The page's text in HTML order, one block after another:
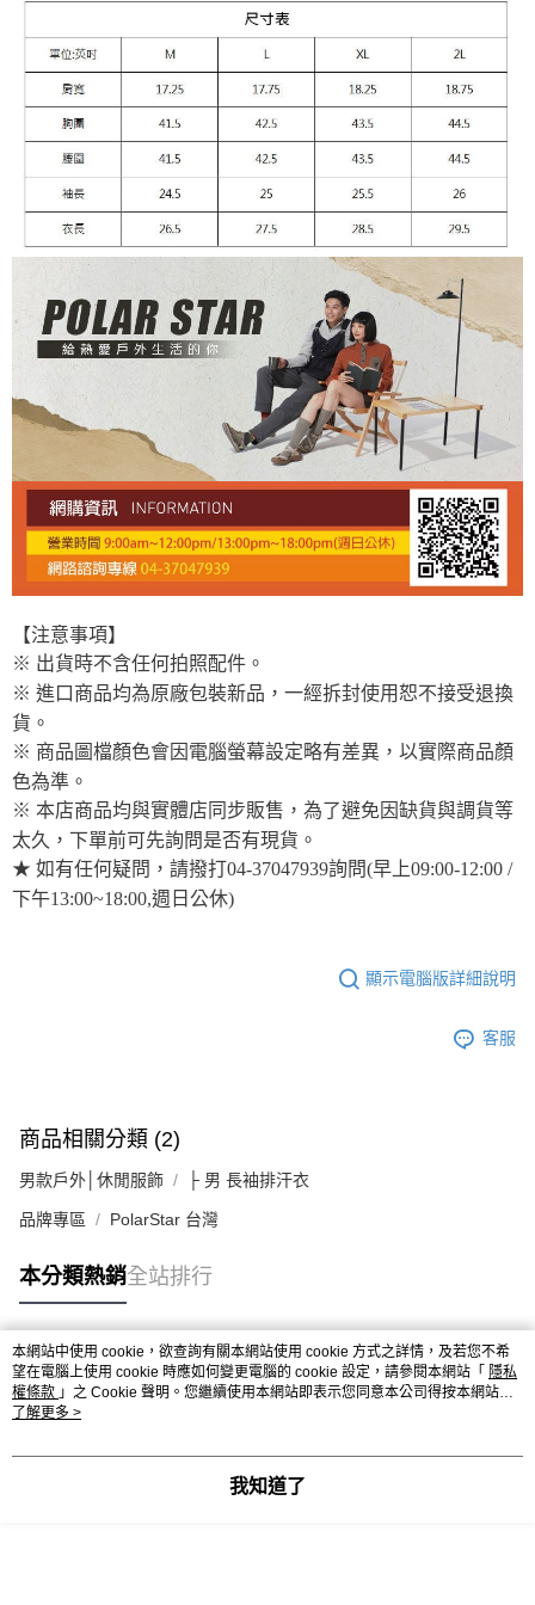
【注意事項】
※ 出貨時不含任何拍照配件。
※ 進口商品均為原廠包裝新品，一經拆封使用恕不接受退換
貨。
※ 商品圖檔顏色會因電腦螢幕設定略有差異，以實際商品顏
色為準。
※ 本店商品均與實體店同步販售，為了避免因缺貨與調貨等
太久，下單前可先詢問是否有現貨。
★ 如有任何疑問，請撥打04-37047939詢問(早上09:00-12:00 /
下午13:00~18:00,週日公休)
顯示電腦版詳細說明
客服
商品相關分類 (2)
男款戶外│休閒服飾 ├ 男 長袖排汗衣
品牌專區 PolarStar 台灣
本分類熱銷全站排行
熱門標籤
本網站中使用 cookie，欲查詢有關本網站使用 cookie 方式之詳情，及若您不希
望在電腦上使用 cookie 時應如何變更電腦的 cookie 設定，請參閱本網站「 隱私
權條款 」之 Cookie 聲明。您繼續使用本網站即表示您同意本公司得按本網站使
用條款之 Cookie 聲明使用 cookie。
了解更多 >
我知道了